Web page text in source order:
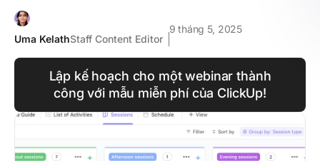
Uma KelathStaff Content Editor
9 tháng 5, 2025
Lập kế hoạch cho một webinar thành
công với mẫu miễn phí của ClickUp!